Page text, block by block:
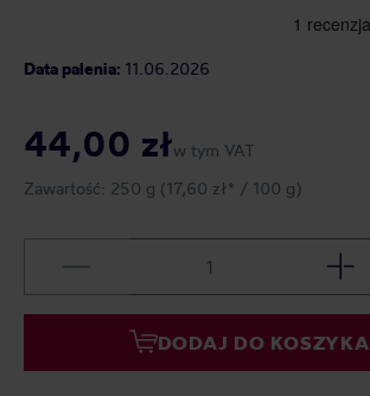
Data palenia: 11.06.2026
44,00 złw tym VAT
Zawartość: 250 g (17,60 zł* / 100 g)
DODAJ DO KOSZYKA